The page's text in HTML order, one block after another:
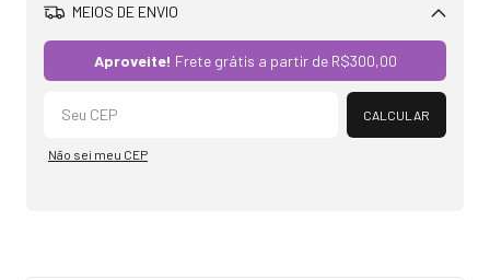
MEIOS DE ENVIO
Aproveite! Frete grátis a partir de R$300,00
CALCULAR
Não sei meu CEP